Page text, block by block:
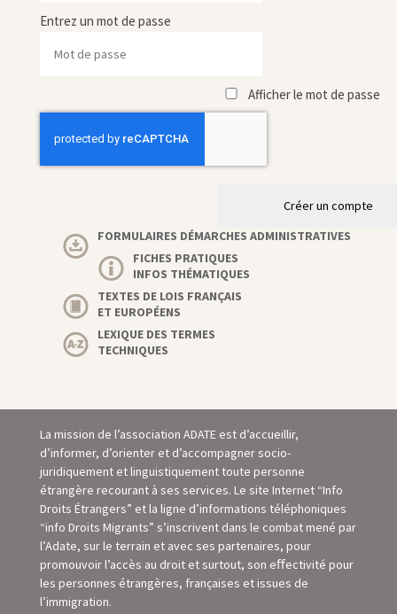
Entrez un mot de passe
Afficher le mot de passe
Créer un compte
FORMULAIRES DÉMARCHES ADMINISTRATIVES
FICHES PRATIQUES
INFOS THÉMATIQUES
TEXTES DE LOIS FRANÇAIS
ET EUROPÉENS
LEXIQUE DES TERMES
TECHNIQUES
La mission de l’association ADATE est d’accueillir,
d’informer, d’orienter et d’accompagner socio-
juridiquement et linguistiquement toute personne
étrangère recourant à ses services. Le site Internet “Info
Droits Étrangers” et la ligne d’informations téléphoniques
“info Droits Migrants” s’inscrivent dans le combat mené par
l’Adate, sur le terrain et avec ses partenaires, pour
promouvoir l’accès au droit et surtout, son eﬀectivité pour
les personnes étrangères, françaises et issues de
l’immigration.